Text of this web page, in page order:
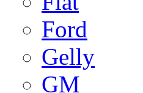
Ford
Gelly
GM